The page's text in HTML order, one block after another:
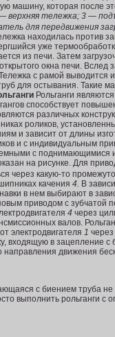
машину, которая после
верхняя тележка; 3 —
для передвижения
находилась против
уже
из печи. Затем
окна печи. Вслед
с рамой выводится
для остывания. Такие
Рольганги являются
способствует
различных
роликов,
и зависит от длины
и с индивидуальным
с поднимающимися
на рисунке. Для
через какую-то
качения 4. В
в нем выбирают в
приводом с зубчатой
4 через
валов.
элек­тродвигателя 1
входящую в зацепление с
направления движения
с биением труба
выполнить рольганги с